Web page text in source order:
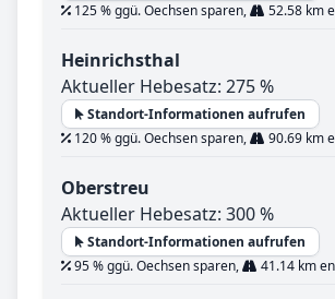
125 % ggü. Oechsen sparen,
52.58 km
Heinrichsthal
Aktueller Hebesatz: 275 %
Standort-Informationen aufrufen
120 % ggü. Oechsen sparen,
90.69 km
Oberstreu
Aktueller Hebesatz: 300 %
Standort-Informationen aufrufen
95 % ggü. Oechsen sparen,
41.14 km